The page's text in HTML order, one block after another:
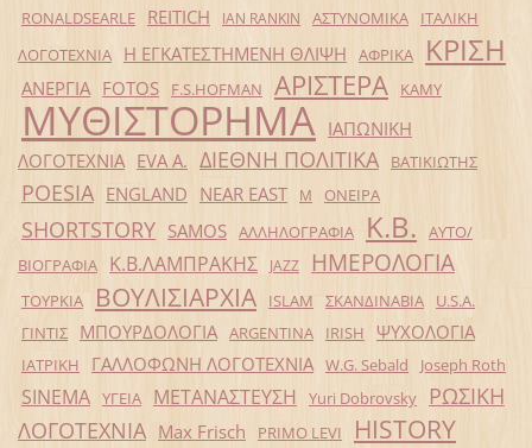
RONALDSEARLE REITICH IAN RANKIN ΑΣΤΥΝΟΜΙΚΑ
ΙΤΑΛΙΚΗ
ΛΟΓΟΤΕΧΝΙΑ
Η ΕΓΚΑΤΕΣΤΗΜΕΝΗ ΘΛΙΨΗ ΑΦΡΙΚΑ ΚΡΙΣΗ
ΑΝΕΡΓΙΑ FOTOS F.S.HOFMAN ΑΡΙΣΤΕΡΑ ΚΑΜΥ
ΜΥΘΙΣΤΟΡΗΜΑ ΙΑΠΩΝΙΚΗ
ΛΟΓΟΤΕΧΝΙΑ EVA Α. ΔΙΕΘΝΗ ΠΟΛΙΤΙΚΑ ΒΑΤΙΚΙΩΤΗΣ
POESIA ENGLAND NEAR EAST Μ ΟΝΕΙΡΑ
SHORTSTORY SAMOS ΑΛΛΗΛΟΓΡΑΦΙΑ Κ.Β.
ΑΥΤΟ/
ΒΙΟΓΡΑΦΙΑ
Κ.Β.ΛΑΜΠΡΑΚΗΣ JAZZ ΗΜΕΡΟΛΟΓΙΑ
ΤΟΥΡΚΙΑ ΒΟΥΛΙΣΙΑΡΧΙΑ ISLAM ΣΚΑΝΔΙΝΑΒΙΑ
U.S.A.
ΓΙΝΤΙΣ
ΜΠΟΥΡΔΟΛΟΓΙΑ ARGENTINA IRISH ΨΥΧΟΛΟΓΙΑ
ΙΑΤΡΙΚΗ ΓΑΛΛΟΦΩΝΗ ΛΟΓΟΤΕΧΝΙΑ W.G. Sebald Joseph Roth
SINEMA ΥΓΕΙΑ ΜΕΤΑΝΑΣΤΕΥΣΗ Yuri Dobrovsky
ΡΩΣΙΚΗ
ΛΟΓΟΤΕΧΝΙΑ Max Frisch PRIMO LEVI HISTORY